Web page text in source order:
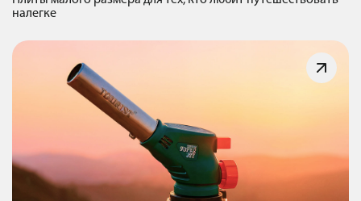
налегке